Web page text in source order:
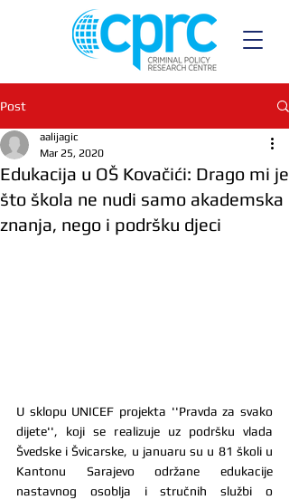
Post
Edukacija u OŠ Kovačići: Drago mi je
što škola ne nudi samo akademska
znanja, nego i podršku djeci
aalijagic
Mar 25, 2020
U sklopu UNICEF projekta ''Pravda za svako
dijete'', koji se realizuje uz podršku vlada
Švedske i Švicarske, u januaru su u 81 školi u
Kantonu Sarajevo održane edukacije
nastavnog osoblja i stručnih službi o